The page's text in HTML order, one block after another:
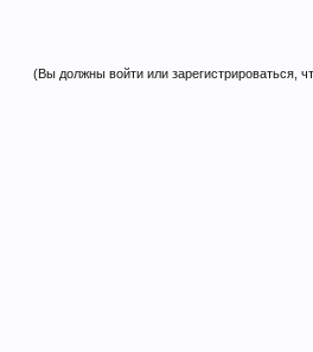
(Вы должны войти или зарегистрироваться,